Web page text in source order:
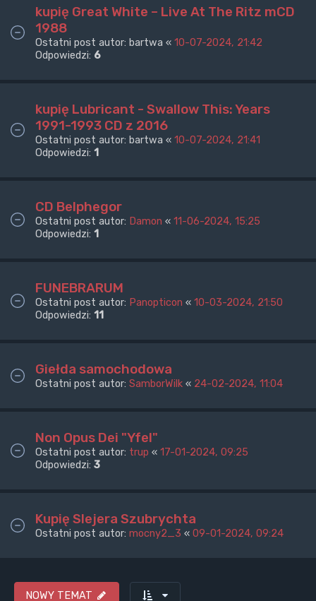
kupię Great White – Live At The Ritz mCD
1988
Ostatni post autor: bartwa « 10-07-2024, 21:42
Odpowiedzi: 6
kupię Lubricant - Swallow This: Years
1991-1993 CD z 2016
Ostatni post autor: bartwa « 10-07-2024, 21:41
Odpowiedzi: 1
CD Belphegor
Ostatni post autor: Damon « 11-06-2024, 15:25
Odpowiedzi: 1
FUNEBRARUM
Ostatni post autor: Panopticon « 10-03-2024, 21:50
Odpowiedzi: 11
Giełda samochodowa
Ostatni post autor: SamborWilk « 24-02-2024, 11:04
Non Opus Dei "Yfel"
Ostatni post autor: trup « 17-01-2024, 09:25
Odpowiedzi: 3
Kupię Slejera Szubrychta
Ostatni post autor: mocny2_3 « 09-01-2024, 09:24
NOWY TEMAT